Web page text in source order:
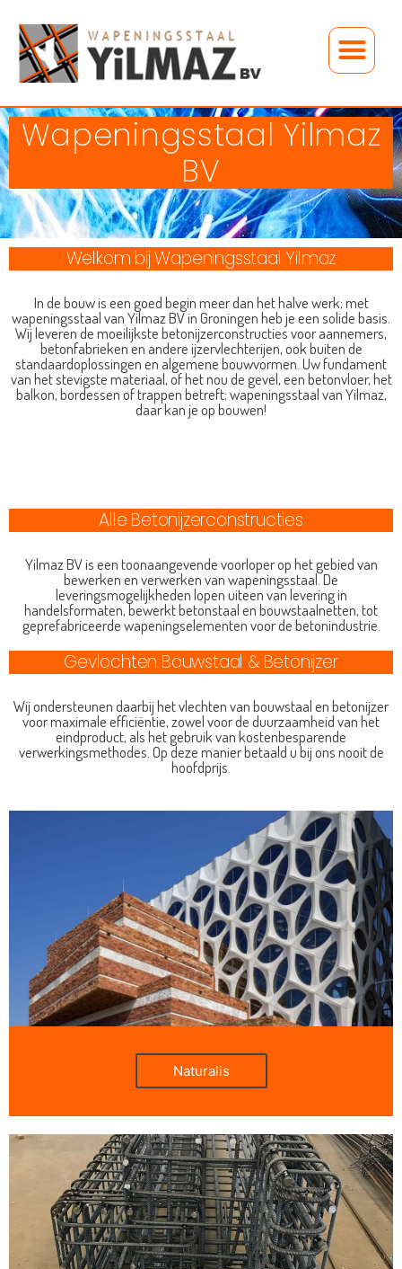
Wapeningsstaal Yilmaz
BV
Welkom bij Wapeningsstaal Yilmaz
In de bouw is een goed begin meer dan het halve werk; met
wapeningsstaal van Yilmaz BV in Groningen heb je een solide basis.
Wij leveren de moeilijkste betonijzerconstructies voor aannemers,
betonfabrieken en andere ijzervlechterijen, ook buiten de
standaardoplossingen en algemene bouwvormen. Uw fundament
van het stevigste materiaal, of het nou de gevel, een betonvloer, het
balkon, bordessen of trappen betreft; wapeningsstaal van Yilmaz,
daar kan je op bouwen!
Alle Betonijzerconstructies
Yilmaz BV is een toonaangevende voorloper op het gebied van
bewerken en verwerken van wapeningsstaal. De
leveringsmogelijkheden lopen uiteen van levering in
handelsformaten, bewerkt betonstaal en bouwstaalnetten, tot
geprefabriceerde wapeningselementen voor de betonindustrie.
Gevlochten Bouwstaal & Betonijzer
Wij ondersteunen daarbij het vlechten van bouwstaal en betonijzer
voor maximale efficiëntie, zowel voor de duurzaamheid van het
eindproduct, als het gebruik van kostenbesparende
verwerkingsmethodes. Op deze manier betaald u bij ons nooit de
hoofdprijs.
Naturalis